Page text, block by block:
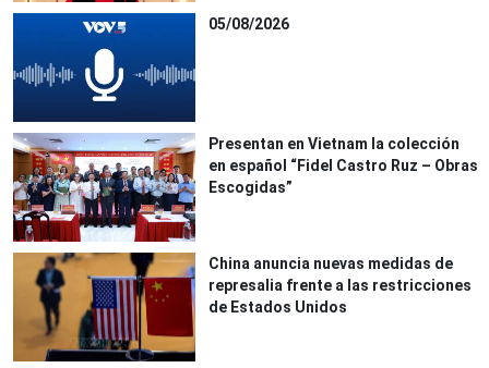
05/08/2026
Presentan en Vietnam la colección
en español “Fidel Castro Ruz – Obras
Escogidas”
China anuncia nuevas medidas de
represalia frente a las restricciones
de Estados Unidos